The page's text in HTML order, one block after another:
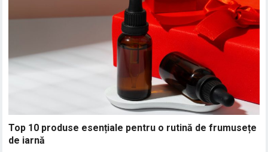
Top 10 produse esențiale pentru o rutină de frumusețe
de iarnă